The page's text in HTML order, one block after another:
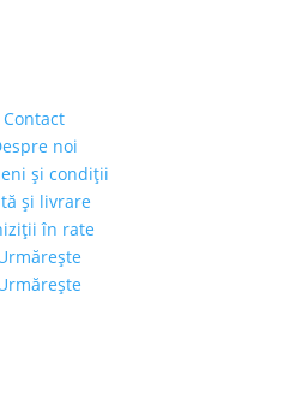
Contact
noi
şi condiţii
şi livrare
în rate